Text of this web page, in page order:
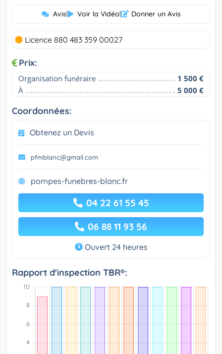
Avis| Voir la Vidéo| Donner un Avis
Licence 880 483 359 00027
Prix:
Organisation funéraire
1 500 €
À
5 000 €
Coordonnées:
Obtenez un Devis
pfmblanc@gmail.com
pompes-funebres-blanc.fr
04 22 61 55 45
06 88 11 93 56
Ouvert 24 heures
Rapport d'inspection TBR®: